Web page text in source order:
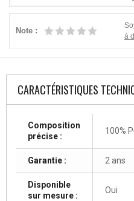
Note :
à
CARACTÉRISTIQUES
Composition
précise :
100%
Garantie : 2 ans
Disponible
sur mesure :
Oui